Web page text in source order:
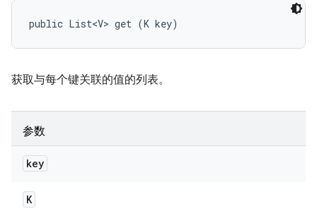
public List<V> get (K key)
获取与每个键关联的值的列表。
参数
key
K